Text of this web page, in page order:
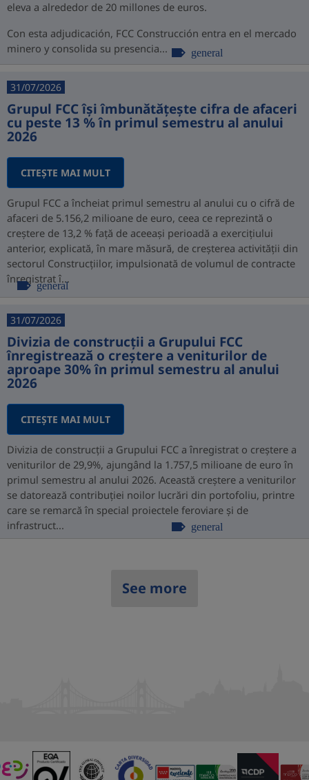
eleva a alrededor de 20 millones de euros.
Con esta adjudicación, FCC Construcción entra en el mercado
minero y consolida su presencia...
general
31/07/2026
Grupul FCC își îmbunătățește cifra de afaceri
cu peste 13 % în primul semestru al anului
2026
CITEŞTE MAI MULT
Grupul FCC a încheiat primul semestru al anului cu o cifră de
afaceri de 5.156,2 milioane de euro, ceea ce reprezintă o
creștere de 13,2 % față de aceeași perioadă a exercițiului
anterior, explicată, în mare măsură, de creșterea activității din
sectorul Construcțiilor, impulsionată de volumul de contracte
înregistrat î...
general
31/07/2026
Divizia de construcții a Grupului FCC
înregistrează o creștere a veniturilor de
aproape 30% în primul semestru al anului
2026
CITEŞTE MAI MULT
Divizia de construcții a Grupului FCC a înregistrat o creștere a
veniturilor de 29,9%, ajungând la 1.757,5 milioane de euro în
primul semestru al anului 2026. Această creștere a veniturilor
se datorează contribuției noilor lucrări din portofoliu, printre
care se remarcă în special proiectele feroviare și de
infrastruct...
general
See more